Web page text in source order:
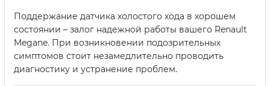
Поддержание датчика холостого хода в хорошем
состоянии – залог надежной работы вашего Renault
Megane. При возникновении подозрительных
симптомов стоит незамедлительно проводить
диагностику и устранение проблем.